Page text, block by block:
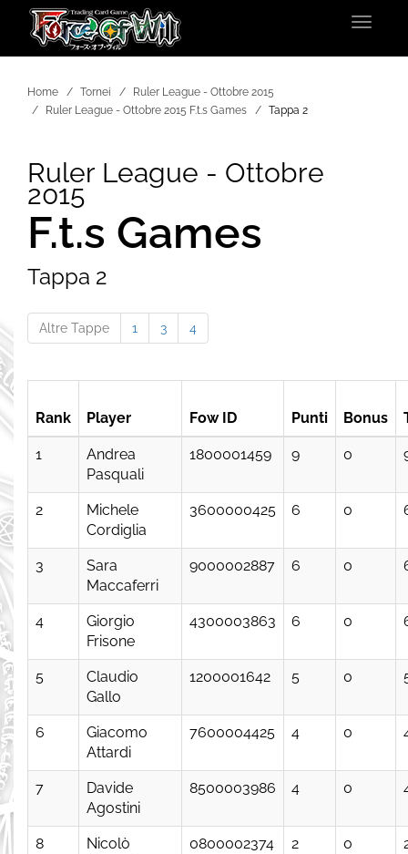
Toggle
Home Tornei
Ruler League - Ottobre 2015
Ruler League - Ottobre 2015 F.t.s Games
Tappa 2
Ruler League - Ottobre
2015
F.t.s Games
Tappa 2
Altre Tappe 1 3 4
Rank Player Fow ID Punti Bonus
1
Andrea
Pasquali
1800001459 9 0
2
Michele
Cordiglia
3600000425 6 0
3
Sara
Maccaferri
9000002887 6 0
4
Giorgio
Frisone
4300003863 6 0
5
Claudio
Gallo
1200001642 5 0
6
Giacomo
Attardi
7600004425 4 0
7
Davide
Agostini
8500003986 4 0
8
Nicolò
0800002374 2 0